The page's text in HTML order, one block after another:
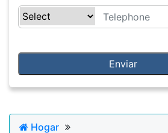
Hogar